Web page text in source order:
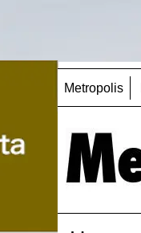
Metropolis